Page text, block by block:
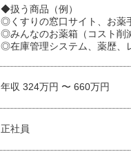
◆扱う商品（例）
◎くすりの窓口サイト、お薬
◎みんなのお薬箱（コスト削
◎在庫管理システム、薬歴、
年収 324万円 〜 660万円
正社員